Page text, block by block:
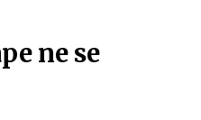
ne se